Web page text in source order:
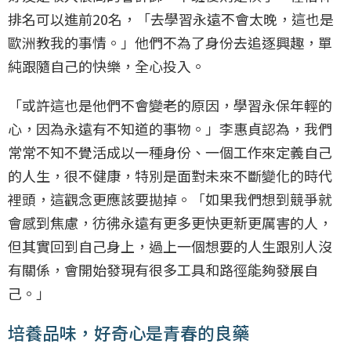
排名可以進前20名，「去學習永遠不會太晚，這也是
歐洲教我的事情。」他們不為了身份去追逐興趣，單
純跟隨自己的快樂，全心投入。
「或許這也是他們不會變老的原因，學習永保年輕的
心，因為永遠有不知道的事物。」李惠貞認為，我們
常常不知不覺活成以一種身份、一個工作來定義自己
的人生，很不健康，特別是面對未來不斷變化的時代
裡頭，這觀念更應該要拋掉。「如果我們想到競爭就
會感到焦慮，彷彿永遠有更多更快更新更厲害的人，
但其實回到自己身上，過上一個想要的人生跟別人沒
有關係，會開始發現有很多工具和路徑能夠發展自
己。」
培養品味，好奇心是青春的良藥